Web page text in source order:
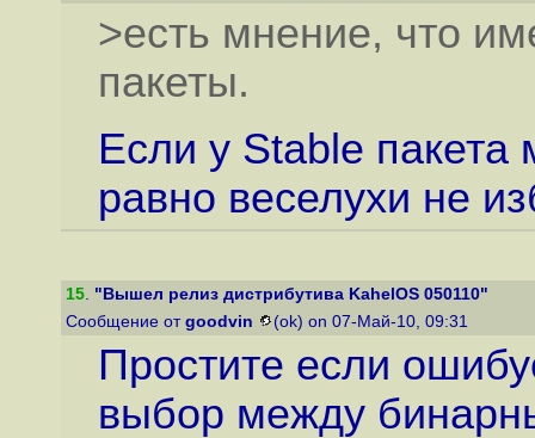
>есть мнение, что
пакеты.
Если у Stable пакета
равно веселухи не
15. "Вышел релиз дистрибутива KahelOS 050110"
Сообщение от goodvin (ok) on 07-Май-10, 09:31
Простите если
выбор между